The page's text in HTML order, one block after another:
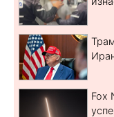
Fox